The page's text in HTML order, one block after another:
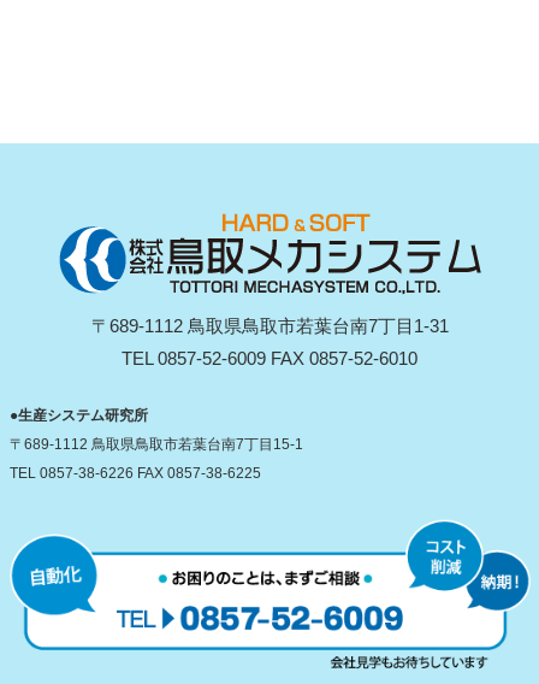
〒689-1112 鳥取県鳥取市若葉台南7丁目1-31
TEL 0857-52-6009 FAX 0857-52-6010
●生産システム研究所
〒689-1112 鳥取県鳥取市若葉台南7丁目15-1
TEL 0857-38-6226 FAX 0857-38-6225